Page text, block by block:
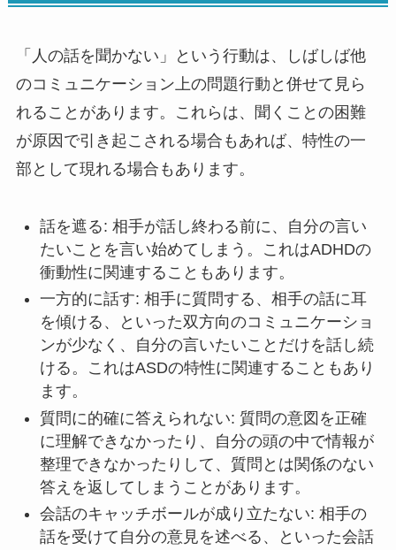
「人の話を聞かない」という行動は、しばしば他
のコミュニケーション上の問題行動と併せて見ら
れることがあります。これらは、聞くことの困難
が原因で引き起こされる場合もあれば、特性の一
部として現れる場合もあります。
話を遮る: 相手が話し終わる前に、自分の言い
たいことを言い始めてしまう。これはADHDの
衝動性に関連することもあります。
一方的に話す: 相手に質問する、相手の話に耳
を傾ける、といった双方向のコミュニケーショ
ンが少なく、自分の言いたいことだけを話し続
ける。これはASDの特性に関連することもあり
ます。
質問に的確に答えられない: 質問の意図を正確
に理解できなかったり、自分の頭の中で情報が
整理できなかったりして、質問とは関係のない
答えを返してしまうことがあります。
会話のキャッチボールが成り立たない: 相手の
話を受けて自分の意見を述べる、といった会話